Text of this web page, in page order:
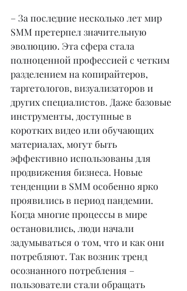
– За последние несколько лет мир
SMM претерпел значительную
эволюцию. Эта сфера стала
полноценной профессией с четким
разделением на копирайтеров,
таргетологов, визуализаторов и
других специалистов. Даже базовые
инструменты, доступные в
коротких видео или обучающих
материалах, могут быть
эффективно использованы для
продвижения бизнеса. Новые
тенденции в SMM особенно ярко
проявились в период пандемии.
Когда многие процессы в мире
остановились, люди начали
задумываться о том, что и как они
потребляют. Так возник тренд
осознанного потребления –
пользователи стали обращать